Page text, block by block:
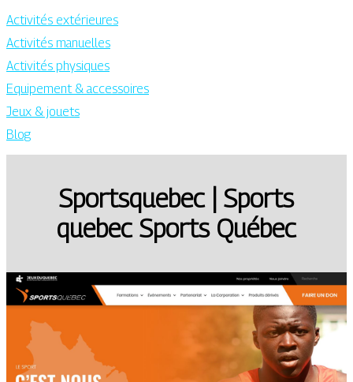
Activités extérieures
Activités manuelles
Activités physiques
Equipement & accessoires
Jeux & jouets
Blog
Sports­que­bec | Sports
quebec Sports Québec